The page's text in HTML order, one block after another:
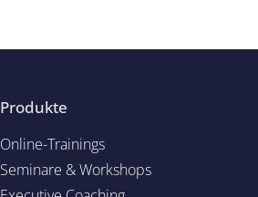
Produkte
Online-Trainings
Seminare & Workshops